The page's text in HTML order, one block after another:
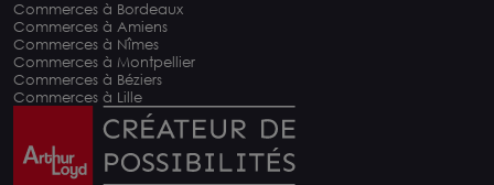
Commerces à Bordeaux
Commerces à Amiens
Commerces à Nîmes
Commerces à Montpellier
Commerces à Béziers
Commerces à Lille